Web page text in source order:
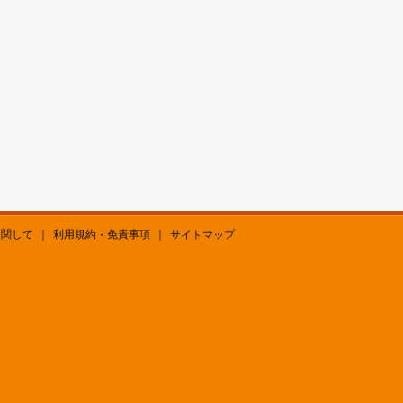
サイトマップ
利用規約・免責事項
して